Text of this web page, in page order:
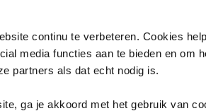
continu te verbeteren. Cookies
media functies aan te bieden en om
partners als dat echt nodig is.
ga je akkoord met het gebruik van
terug naar de apotheek.
naar de winkel waar je het
Afval